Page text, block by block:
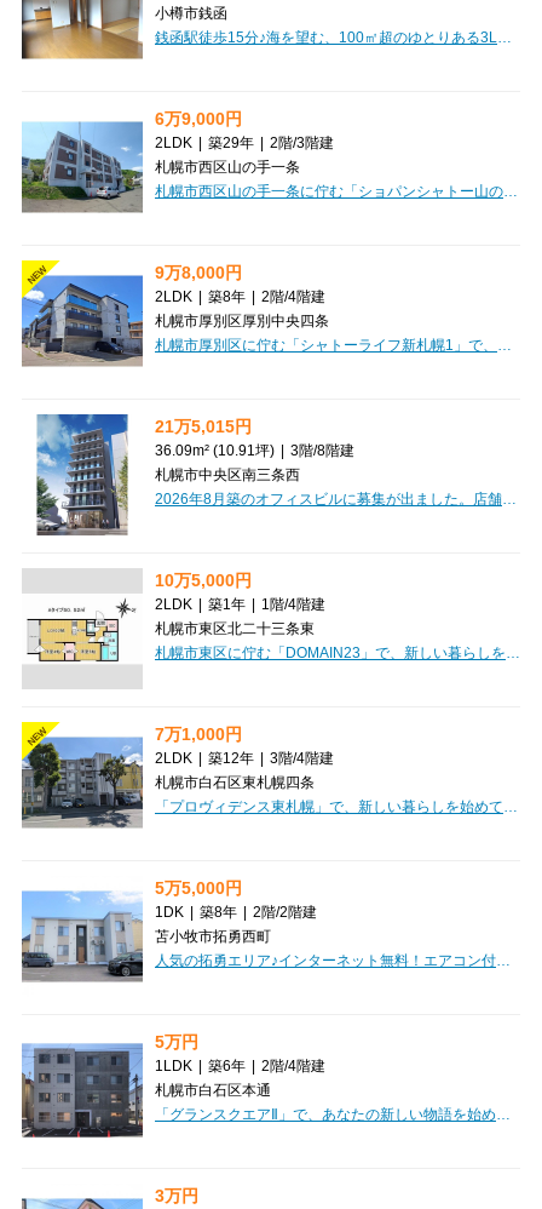
小樽市銭函
6万9,000円
2LDK | 築29年 | 2階/3階建
札幌市西区山の手一条
NEW 9万8,000円
2LDK | 築8年 | 2階/4階建
札幌市厚別区厚別中央四条
21万5,015円
36.09m² (10.91坪) | 3階/8階建
札幌市中央区南三条西
10万5,000円
2LDK | 築1年 | 1階/4階建
札幌市東区北二十三条東
NEW 7万1,000円
2LDK | 築12年 | 3階/4階建
札幌市白石区東札幌四条
5万5,000円
1DK | 築8年 | 2階/2階建
苫小牧市拓勇西町
5万円
1LDK | 築6年 | 2階/4階建
札幌市白石区本通
3万円